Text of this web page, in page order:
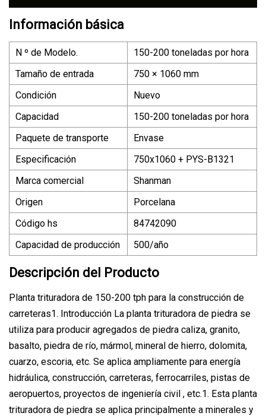
Información básica
N º de Modelo.
150-200 toneladas por hora
Tamaño de entrada
750 × 1060 mm
Condición
Nuevo
Capacidad
150-200 toneladas por hora
Paquete de transporte
Envase
Especificación
750x1060 + PYS-B1321
Marca comercial
Shanman
Origen
Porcelana
Código hs
84742090
Capacidad de producción
500/año
Descripción del Producto
Planta trituradora de 150-200 tph para la construcción de
carreteras1. Introducción La planta trituradora de piedra se
utiliza para producir agregados de piedra caliza, granito,
basalto, piedra de río, mármol, mineral de hierro, dolomita,
cuarzo, escoria, etc. Se aplica ampliamente para energía
hidráulica, construcción, carreteras, ferrocarriles, pistas de
aeropuertos, proyectos de ingeniería civil , etc.1. Esta planta
trituradora de piedra se aplica principalmente a minerales y